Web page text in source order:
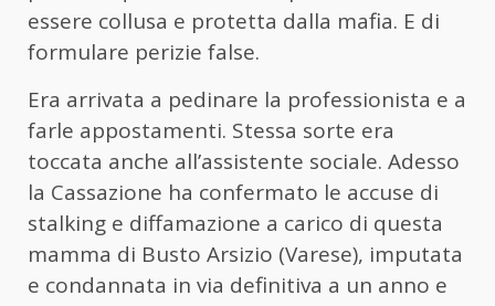
essere collusa e protetta dalla mafia. E di
formulare perizie false.
Era arrivata a pedinare la professionista e a
farle appostamenti. Stessa sorte era
toccata anche all’assistente sociale. Adesso
la Cassazione ha confermato le accuse di
stalking e diffamazione a carico di questa
mamma di Busto Arsizio (Varese), imputata
e condannata in via definitiva a un anno e